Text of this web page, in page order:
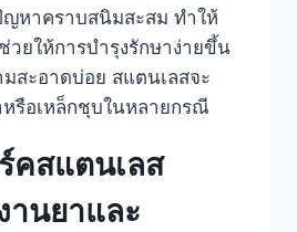
หาคราบสนิมสะสม ทำให้
ยให้การบำรุงรักษาง่ายขึ้น
มสะอาดบ่อย สแตนเลสจะ
หรือเหล็กชุบในหลายกรณี
คสแตนเลส
านยาและ